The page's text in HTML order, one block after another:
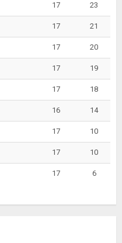
17 23
17 21
17 20
17 19
17 18
16 14
17 10
17 10
17 6